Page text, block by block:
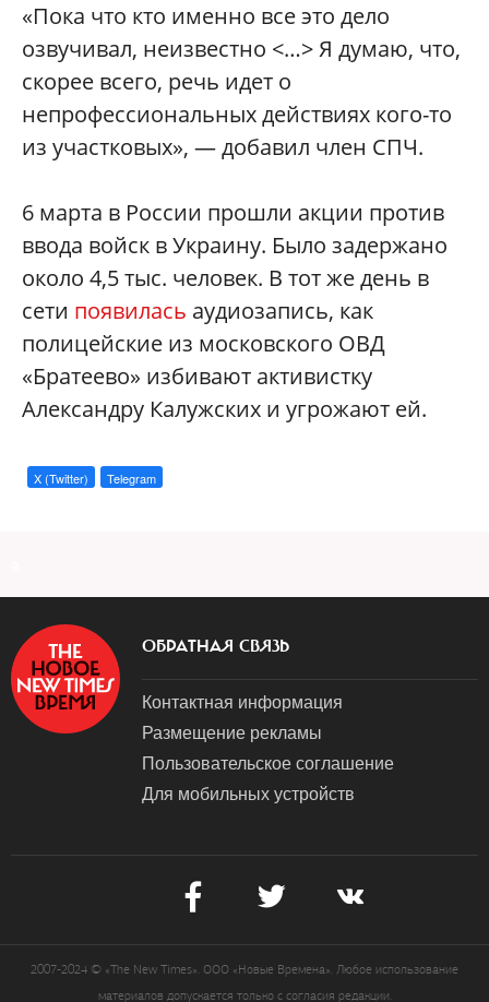
«Пока что кто именно все это дело
озвучивал, неизвестно <…> Я думаю, что,
скорее всего, речь идет о
непрофессиональных действиях кого-то
из участковых», — добавил член СПЧ.
6 марта в России прошли акции против
ввода войск в Украину. Было задержано
около 4,5 тыс. человек. В тот же день в
сети появилась аудиозапись, как
полицейские из московского ОВД
«Братеево» избивают активистку
Александру Калужских и угрожают ей.
X (Twitter) Telegram
ОБРАТНАЯ СВЯЗЬ
Контактная информация
Размещение рекламы
Пользовательское соглашение
Для мобильных устройств
2007-2024 © «The New Times». ООО «Новые Времена». Любое использование
материалов допускается только с согласия редакции.